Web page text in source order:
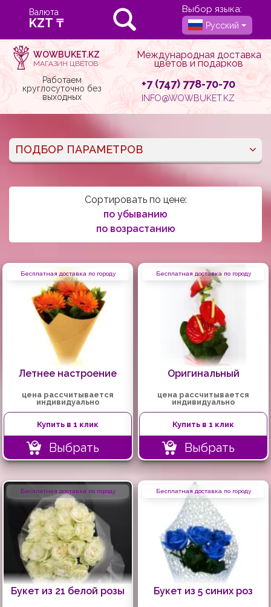
Валюта Выбор языка:
Русский
WOWBUKET.KZ
МАГАЗИН ЦВЕТОВ
Международная доставка
цветов и подарков
Работаем
круглосуточно без
выходных
+7 (747) 778-70-70
INFO@WOWBUKET.KZ
ПОДБОР ПАРАМЕТРОВ
Сортировать по цене:
по убыванию
по возрастанию
Бесплатная доставка по городу
Летнее настроение
цена рассчитывается
индивидуально
Купить в 1 клик
Выбрать
Бесплатная доставка по городу
Оригинальный
цена рассчитывается
индивидуально
Купить в 1 клик
Выбрать
Бесплатная доставка по городу
Букет из 21 белой розы
Бесплатная доставка по городу
Букет из 5 синих роз